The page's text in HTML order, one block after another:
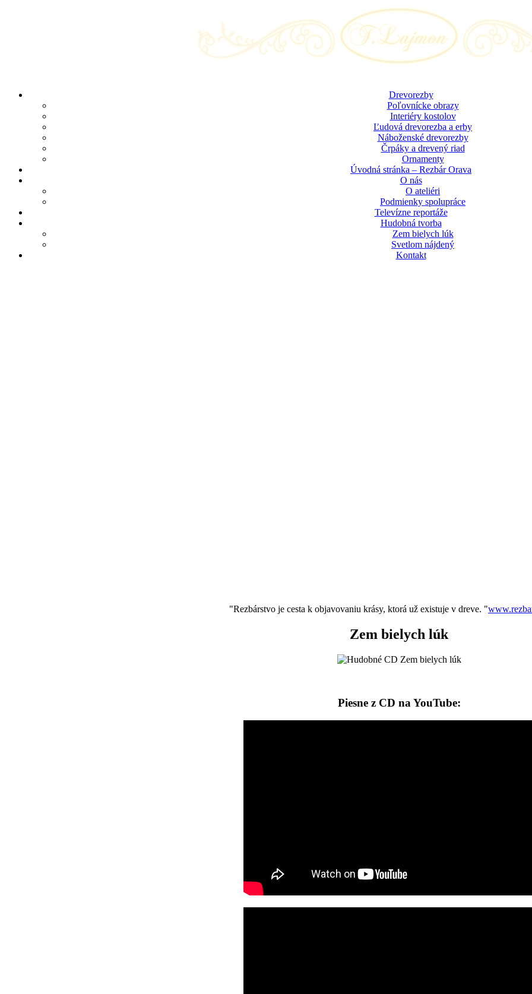
Drevorezby
Poľovnícke obrazy
Interiéry kostolov
Ľudová drevorezba a erby
Náboženské drevorezby
Črpáky a drevený riad
Ornamenty
Úvodná stránka – Rezbár Orava
O nás
O ateliéri
Podmienky spolupráce
Televízne reportáže
Hudobná tvorba
Zem bielych lúk
Svetlom nájdený
Kontakt
"Rezbárstvo je cesta k objavovaniu krásy, ktorá už existuje v dreve. "
Zem bielych lúk
Piesne z CD na YouTube: